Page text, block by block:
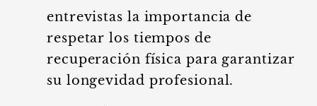
entrevistas la importancia de
respetar los tiempos de
recuperación física para garantizar
su longevidad profesional.